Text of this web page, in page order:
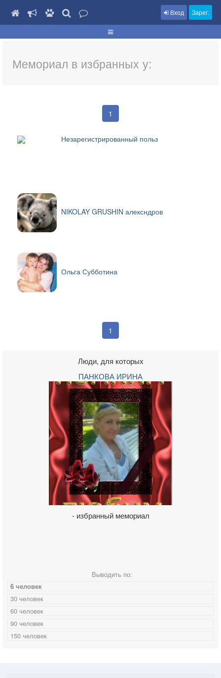
Вход Зарег.
Мемориал в избранных у:
1
Незарегистрированный польз
NIKOLAY GRUSHIN алексндров
Ольга Субботина
1
Люди, для которых
ПАНКОВА ИРИНА
- избранный мемориал
Выводить по:
6 человек
30 человек
60 человек
90 человек
150 человек